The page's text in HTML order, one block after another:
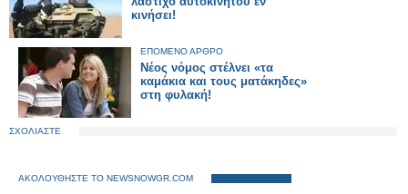
κινήσει!
ΕΠΟΜΕΝΟ ΑΡΘΡΟ
Νέος νόμος στέλνει «τα
καμάκια και τους ματάκηδες»
στη φυλακή!
ΣΧΟΛΙΑΣΤΕ
ΑΚΟΛΟΥΘΗΣΤΕ ΤΟ NEWSNOWGR.COM